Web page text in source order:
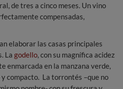
de tres a cinco meses. Un vino
compensadas,
elaborar las casas principales
La godello, con su magnífica acidez
enmarcada en la manzana verde,
compacto. La torrontés –que no